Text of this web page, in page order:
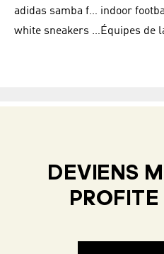
adidas samba femme
white sneakers adidas
DEVIENS